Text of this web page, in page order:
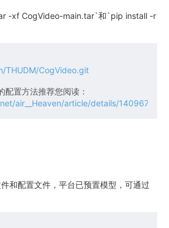
-xf CogVideo-main.tar`和`pip install -r
THUDM/CogVideo.git
配置方法推荐您阅读：
air__Heaven/article/details/140967138
和配置文件，平台已预置模型，可通过